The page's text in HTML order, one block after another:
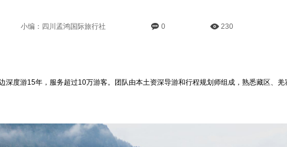
小编：四川孟鸿国际旅行社 0 230
深度游15年，服务超过10万游客。团队由本土资深导游和行程规划师组成，熟悉藏区、羌